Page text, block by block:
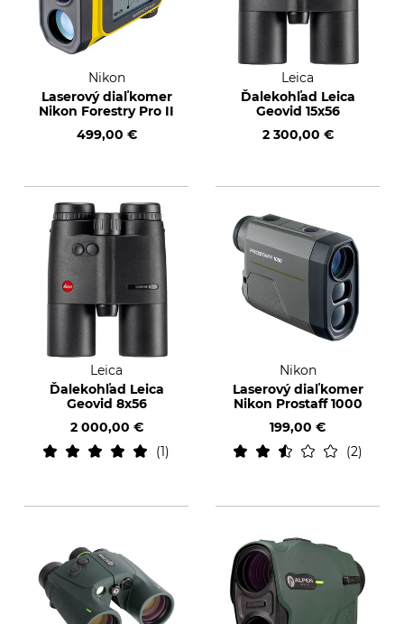
Nikon
Laserový diaľkomer
Nikon Forestry Pro II
499,00 €
Leica
Ďalekohľad Leica
Geovid 15x56
2 300,00 €
Leica
Ďalekohľad Leica
Geovid 8x56
2 000,00 €
1
Nikon
Laserový diaľkomer
Nikon Prostaff 1000
199,00 €
2